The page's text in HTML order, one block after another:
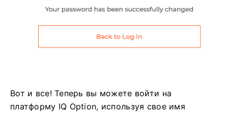
Вот и все! Теперь вы можете войти на
платформу IQ Option, используя свое имя